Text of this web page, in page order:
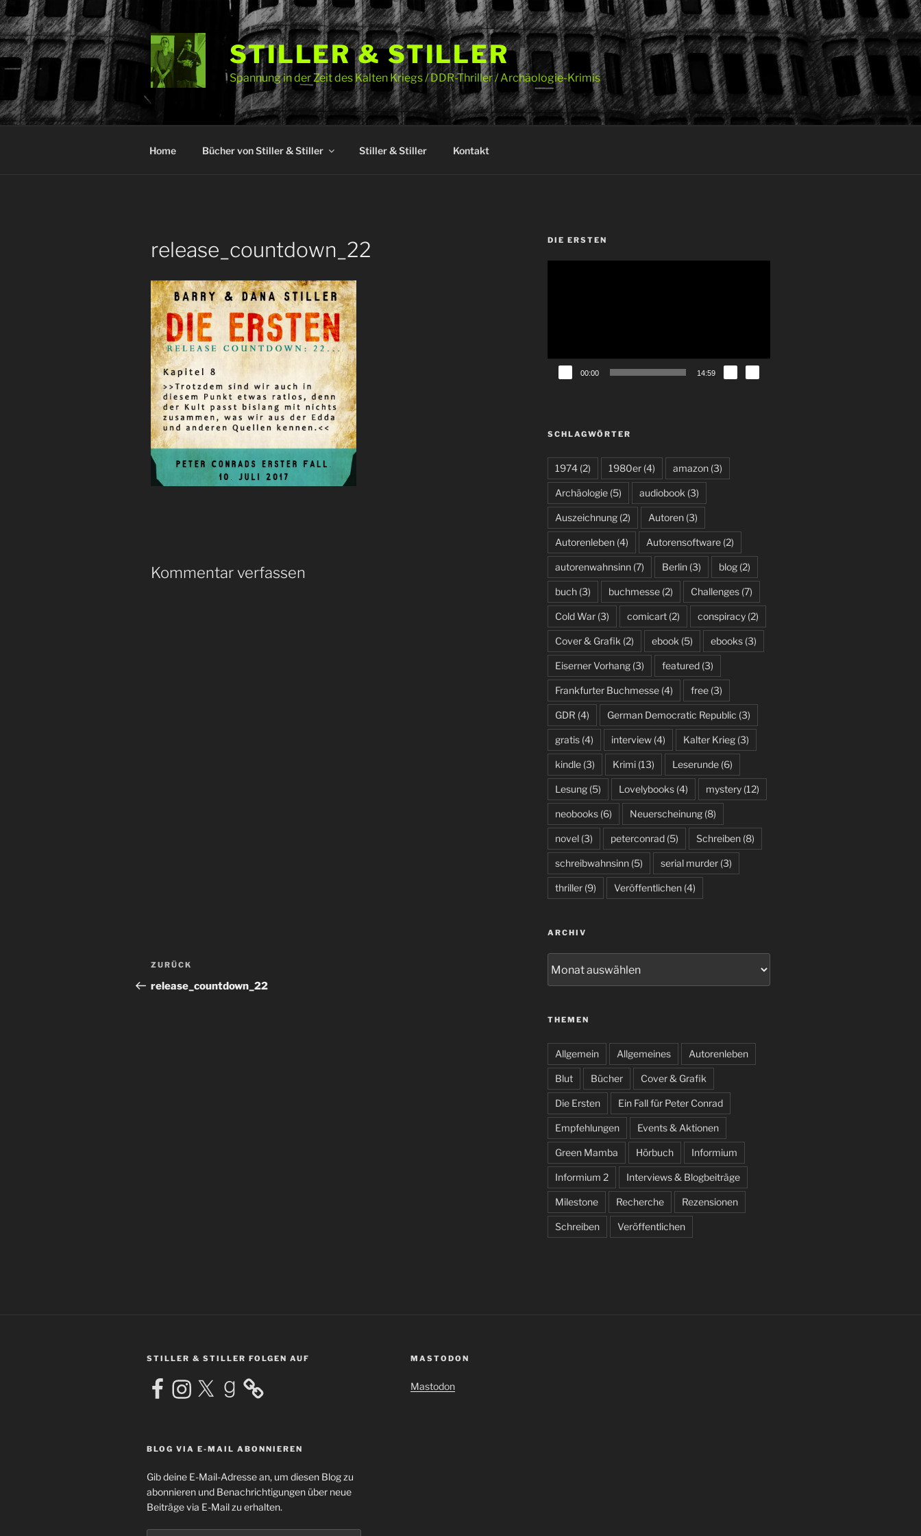
Zum
Inhalt
springen
STILLER & STILLER
Spannung in der Zeit des Kalten Kriegs / DDR-Thriller / Archäologie-Krimis
Home Bücher von Stiller & Stiller Stiller & Stiller Kontakt
release_countdown_22
Kommentar verfassen
Beitragsnavigation
Vorheriger
Beitrag
ZURÜCK
release_countdown_22
DIE ERSTEN
00:00 14:59
SCHLAGWÖRTER
1974(2) 1980er(4) amazon(3)
Archäologie(5) audiobook (3)
Auszeichnung(2) Autoren(3)
Autorenleben(4) Autorensoftware(2)
autorenwahnsinn(7) Berlin(3) blog(2)
buch(3) buchmesse(2) Challenges(7)
Cold War(3) comicart(2) conspiracy(2)
Cover & Grafik (2) ebook (5) ebooks(3)
Eiserner Vorhang(3) featured(3)
Frankfurter Buchmesse(4) free(3)
GDR (4) German Democratic Republic (3)
gratis(4) interview(4) Kalter Krieg(3)
kindle(3) Krimi(13) Leserunde(6)
Lesung(5) Lovelybooks(4) mystery(12)
neobooks(6) Neuerscheinung(8)
novel(3) peterconrad(5) Schreiben(8)
schreibwahnsinn(5) serial murder(3)
thriller(9) Veröffentlichen(4)
ARCHIV
THEMEN
Allgemein Allgemeines Autorenleben
Blut Bücher Cover & Grafik
Die Ersten Ein Fall für Peter Conrad
Empfehlungen Events & Aktionen
Green Mamba Hörbuch Informium
Informium 2 Interviews & Blogbeiträge
Milestone Recherche Rezensionen
Schreiben Veröffentlichen
STILLER & STILLER FOLGEN AUF
FacebookInstagram
X Goodreads
BLOG VIA E-MAIL ABONNIEREN
Gib deine E-Mail-Adresse an, um diesen Blog zu
abonnieren und Benachrichtigungen über neue
Beiträge via E-Mail zu erhalten.
MASTODON
Mastodon